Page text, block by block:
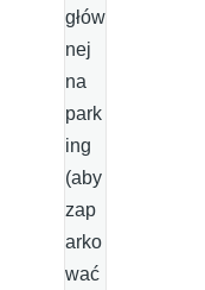
głów
nej
na
park
ing
(aby
zap
arko
wać